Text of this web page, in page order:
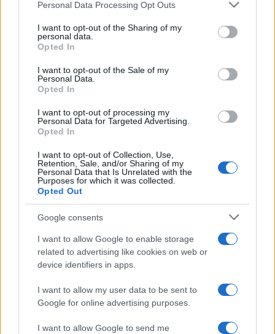
not limited to your visit or usage behaviour. You may click to
grant or deny consent to Google and its third-party tags to
use your data for below specified purposes in below Google
consent section.
Personal Data Processing Opt Outs
I want to opt-out of the Sharing of my
personal data.
Opted In
I want to opt-out of the Sale of my
Personal Data.
Opted In
I want to opt-out of processing my
Personal Data for Targeted Advertising.
Opted In
I want to opt-out of Collection, Use,
Retention, Sale, and/or Sharing of my
Personal Data that Is Unrelated with the
Purposes for which it was collected.
Opted Out
Google consents
I want to allow Google to enable storage
related to advertising like cookies on web or
device identifiers in apps.
I want to allow my user data to be sent to
Google for online advertising purposes.
I want to allow Google to send me
Paolo Pinna
I nostri cari
I nostri cari
I nostri cari
Giovannimaria Cabras